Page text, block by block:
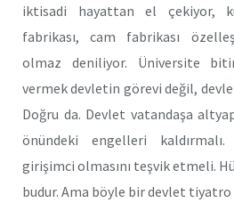
iktisadi hayattan el çekiyor,
fabrikası, cam fabrikası
olmaz deniliyor. Üniversite
vermek devletin görevi değil,
Doğru da. Devlet vatandaşa
önündeki engelleri
girişimci olmasını teşvik etmeli.
budur. Ama böyle bir devlet tiyatro